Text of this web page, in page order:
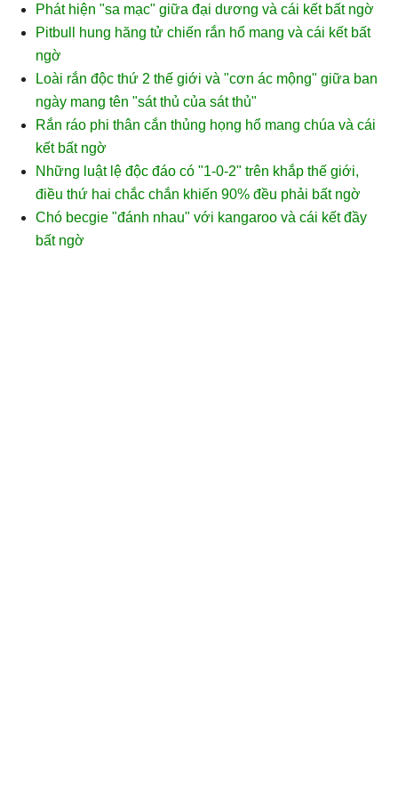
Phát hiện "sa mạc" giữa đại dương và cái kết bất ngờ
Pitbull hung hăng tử chiến rắn hổ mang và cái kết bất
ngờ
Loài rắn độc thứ 2 thế giới và "cơn ác mộng" giữa ban
ngày mang tên "sát thủ của sát thủ"
Rắn ráo phi thân cắn thủng họng hổ mang chúa và cái
kết bất ngờ
Những luật lệ độc đáo có "1-0-2" trên khắp thế giới,
điều thứ hai chắc chắn khiến 90% đều phải bất ngờ
Chó becgie "đánh nhau" với kangaroo và cái kết đầy
bất ngờ